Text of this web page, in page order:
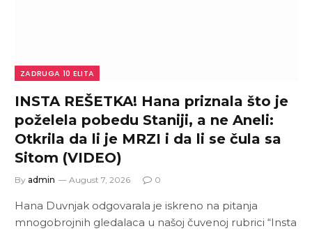
ZADRUGA 10 ELITA
INSTA REŠETKA! Hana priznala što je
poželela pobedu Staniji, a ne Aneli:
Otkrila da li je MRZI i da li se čula sa
Sitom (VIDEO)
By admin August 7, 2026 0
Hana Duvnjak odgovarala je iskreno na pitanja
mnogobrojnih gledalaca u našoj čuvenoj rubrici “Insta